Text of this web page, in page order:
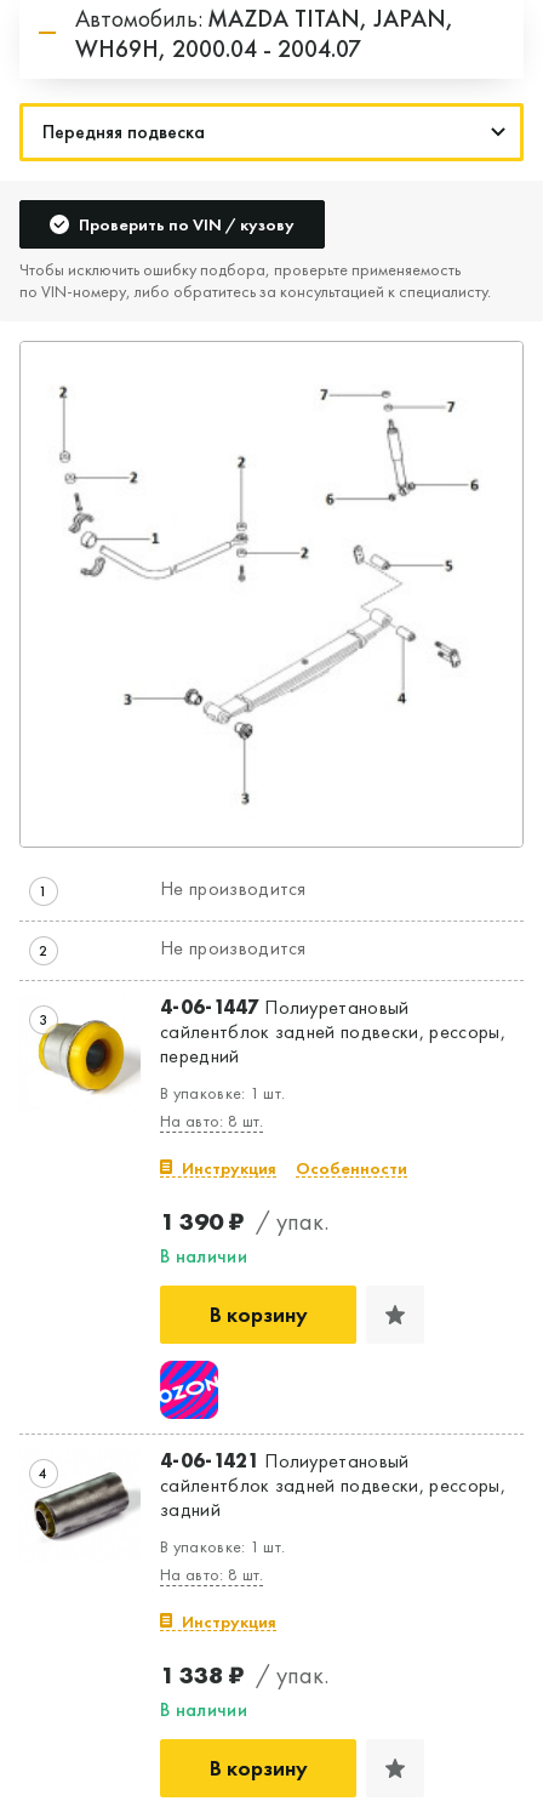
Автомобиль: MAZDA TITAN, JAPAN,
WH69H, 2000.04 - 2004.07
Проверить по VIN / кузову
Чтобы исключить ошибку подбора, проверьте применяемость
по VIN‑номеру, либо обратитесь за консультацией к специалисту.
1 Не производится
2 Не производится
3 4-06-1447Полиуретановый
сайлентблок задней подвески, рессоры,
передний
В упаковке: 1 шт.
На авто: 8 шт.
Инструкция Особенности
1 390 ₽ / упак.
В наличии
В корзину
4 4-06-1421 Полиуретановый
сайлентблок задней подвески, рессоры,
задний
В упаковке: 1 шт.
На авто: 8 шт.
Инструкция
1 338 ₽ / упак.
В наличии
В корзину